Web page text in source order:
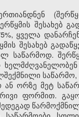
შესახებ
ყველა
შესახებ
საწარმოდ.
ან ორზე მეტ
ფორმით.